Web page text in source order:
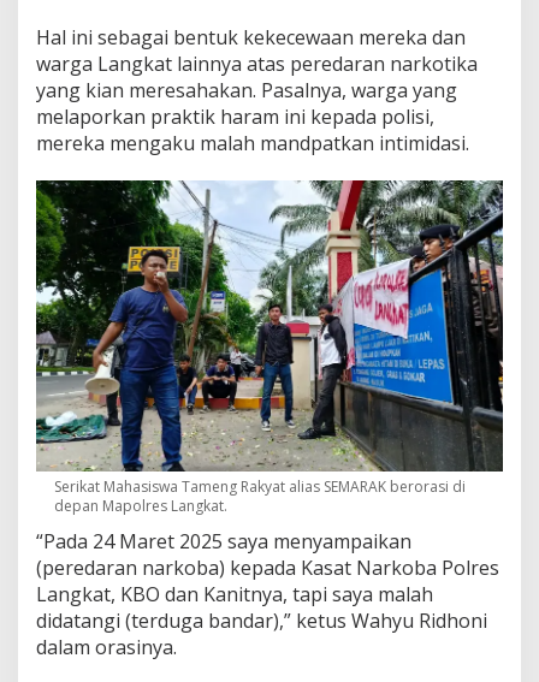
Hal ini sebagai bentuk kekecewaan mereka dan
warga Langkat lainnya atas peredaran narkotika
yang kian meresahakan. Pasalnya, warga yang
melaporkan praktik haram ini kepada polisi,
mereka mengaku malah mandpatkan intimidasi.
Serikat Mahasiswa Tameng Rakyat alias SEMARAK berorasi di
depan Mapolres Langkat.
“Pada 24 Maret 2025 saya menyampaikan
(peredaran narkoba) kepada Kasat Narkoba Polres
Langkat, KBO dan Kanitnya, tapi saya malah
didatangi (terduga bandar),” ketus Wahyu Ridhoni
dalam orasinya.